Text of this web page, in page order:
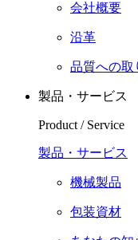
会社概要
沿革
品質への取
製品・サービス
Product / Service
製品・サービス
機械製品
包装資材